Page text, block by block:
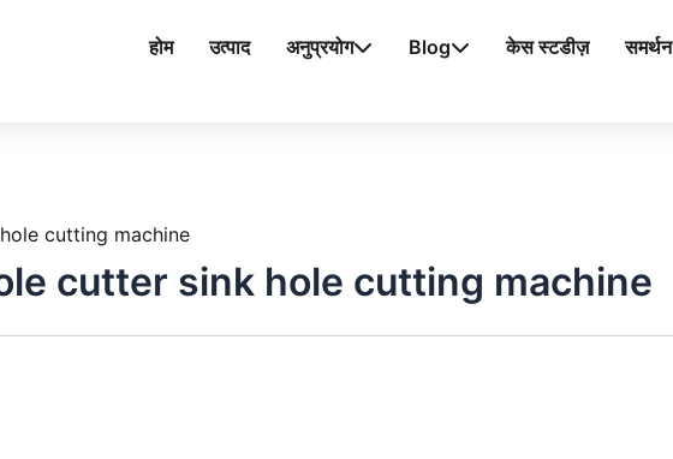
होम उत्पाद अनुप्रयोग Blog केस स्टडीज़ समर्थन
cutting machine
cutter sink hole cutting machine